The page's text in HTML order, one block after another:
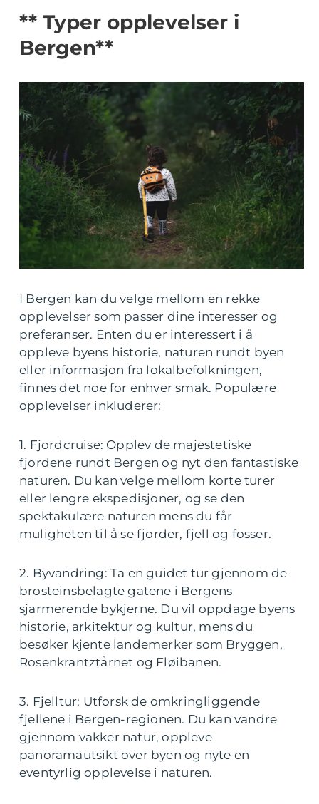
** Typer opplevelser i
Bergen**
I Bergen kan du velge mellom en rekke
opplevelser som passer dine interesser og
preferanser. Enten du er interessert i å
oppleve byens historie, naturen rundt byen
eller informasjon fra lokalbefolkningen,
finnes det noe for enhver smak. Populære
opplevelser inkluderer:
1. Fjordcruise: Opplev de majestetiske
fjordene rundt Bergen og nyt den fantastiske
naturen. Du kan velge mellom korte turer
eller lengre ekspedisjoner, og se den
spektakulære naturen mens du får
muligheten til å se fjorder, fjell og fosser.
2. Byvandring: Ta en guidet tur gjennom de
brosteinsbelagte gatene i Bergens
sjarmerende bykjerne. Du vil oppdage byens
historie, arkitektur og kultur, mens du
besøker kjente landemerker som Bryggen,
Rosenkrantztårnet og Fløibanen.
3. Fjelltur: Utforsk de omkringliggende
fjellene i Bergen-regionen. Du kan vandre
gjennom vakker natur, oppleve
panoramautsikt over byen og nyte en
eventyrlig opplevelse i naturen.